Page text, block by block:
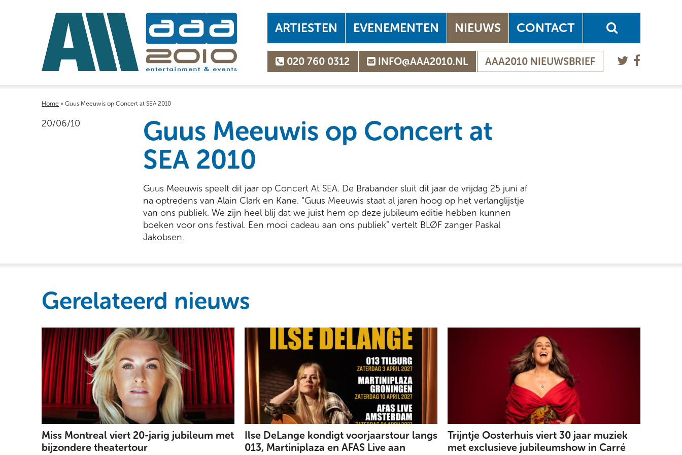
ARTIESTEN EVENEMENTEN NIEUWS CONTACT
020 760 0312 INFO@AAA2010.NL AAA2010 NIEUWSBRIEF
Home » Guus Meeuwis op Concert at SEA 2010
20/06/10
Guus Meeuwis op Concert at
SEA 2010
Guus Meeuwis speelt dit jaar op Concert At SEA. De Brabander sluit dit jaar de vrijdag 25 juni af
na optredens van Alain Clark en Kane. “Guus Meeuwis staat al jaren hoog op het verlanglijstje
van ons publiek. We zijn heel blij dat we juist hem op deze jubileum editie hebben kunnen
boeken voor ons festival. Een mooi cadeau aan ons publiek” vertelt BLØF zanger Paskal
Jakobsen.
Gerelateerd nieuws
Miss Montreal viert 20-jarig jubileum met
bijzondere theatertour
Ilse DeLange kondigt voorjaarstour langs
013, Martiniplaza en AFAS Live aan
Trijntje Oosterhuis viert 30 jaar muziek
met exclusieve jubileumshow in Carré